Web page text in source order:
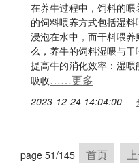
在养牛过程中，饲料的
的饲料喂养方式包括湿
浸泡在水中，而干料喂
么，养牛的饲料湿喂与干
提高牛的消化效率：湿
吸收……更多
2023-12-24 14:04:00
page 51/145 首页